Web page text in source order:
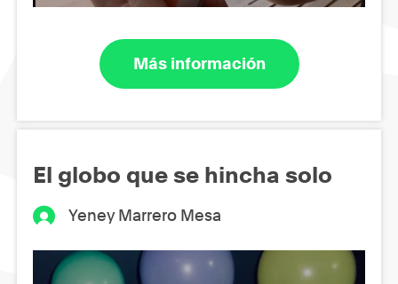
Más información
El globo que se hincha solo
Yeney Marrero Mesa